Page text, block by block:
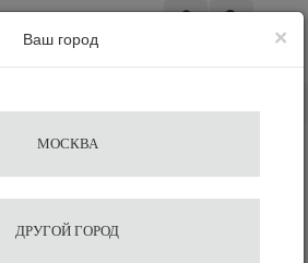
×
Ваш город
МОСКВА
ДРУГОЙ ГОРОД